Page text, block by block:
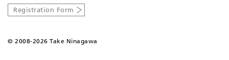
Registration Form
© 2008-2026 Take Ninagawa